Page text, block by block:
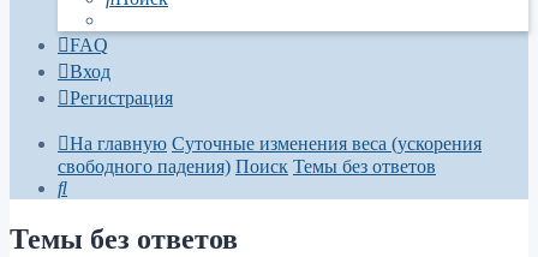
FAQ
Вход
Регистрация
На главную Суточные изменения веса (ускорения
свободного падения) Поиск Темы без ответов
Поиск
Темы без ответов